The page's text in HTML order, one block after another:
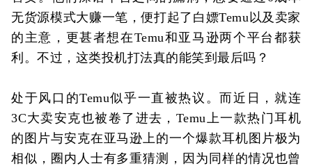
无货源模式大赚一笔，便打起了白嫖Temu以及卖家
的主意，更甚者想在Temu和亚马逊两个平台都获
利。不过，这类投机打法真的能笑到最后吗？
处于风口的Temu似乎一直被热议。而近日，就连
3C大卖安克也被卷了进去，Temu上一款热门耳机
的图片与安克在亚马逊上的一个爆款耳机图片极为
相似，圈内人士有多重猜测，因为同样的情况也曾